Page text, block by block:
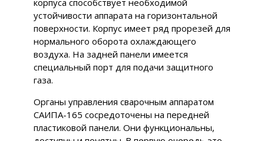
корпуса способствует необходимой
устойчивости аппарата на горизонтальной
поверхности. Корпус имеет ряд прорезей для
нормального оборота охлаждающего
воздуха. На задней панели имеется
специальный порт для подачи защитного
газа.
Органы управления сварочным аппаратом
САИПА-165 сосредоточены на передней
пластиковой панели. Они функциональны,